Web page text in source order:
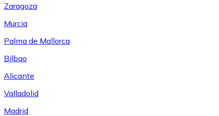
Zaragoza
Murcia
Palma de Mallorca
Bilbao
Alicante
Valladolid
Madrid